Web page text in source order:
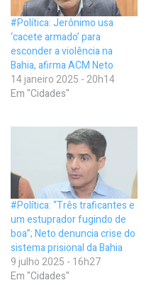
#Política: Jerônimo usa
‘cacete armado’ para
esconder a violência na
Bahia, afirma ACM Neto
14 janeiro 2025 - 20h14
Em "Cidades"
#Política: “Três traficantes e
um estuprador fugindo de
boa”; Neto denuncia crise do
sistema prisional da Bahia
9 julho 2025 - 16h27
Em "Cidades"